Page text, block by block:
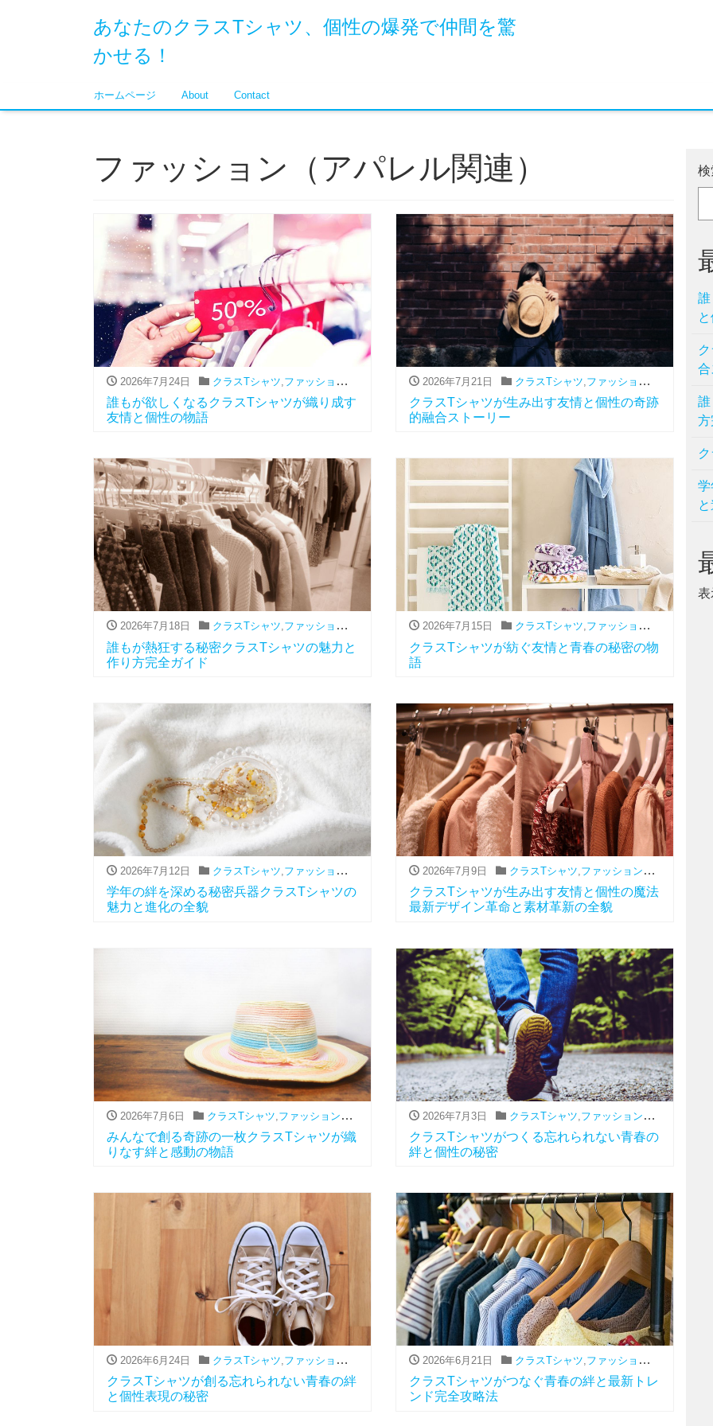
あなたのクラスTシャツ、個性の爆発で仲間を驚
かせる！
ホームページ About Contact
ファッション（アパレル関連）
2026年7月24日 クラスTシャツ ファッション（アパレル関連） ,流行
誰もが欲しくなるクラスTシャツが織り成す
友情と個性の物語
2026年7月21日 クラスTシャツ ファッション（アパレル関連）
クラスTシャツが生み出す友情と個性の奇跡
的融合ストーリー
2026年7月18日 クラスTシャツ,ファッション（アパレル関連） ,流行
誰もが熱狂する秘密クラスTシャツの魅力と
作り方完全ガイド
2026年7月15日 クラスTシャツ,ファッション（アパレル関連）
クラスTシャツが紡ぐ友情と青春の秘密の物
語
2026年7月12日 クラスTシャツ ファッション（アパレル関連） ,流行
学年の絆を深める秘密兵器クラスTシャツの
魅力と進化の全貌
2026年7月9日 クラスTシャツ ファッション（アパレル関連）
クラスTシャツが生み出す友情と個性の魔法
最新デザイン革命と素材革新の全貌
2026年7月6日 クラスTシャツ ファッション（アパレル関連） ,流行
みんなで創る奇跡の一枚クラスTシャツが織
りなす絆と感動の物語
2026年7月3日 クラスTシャツ ファッション（アパレル関連）
クラスTシャツがつくる忘れられない青春の
絆と個性の秘密
2026年6月24日 クラスTシャツ,ファッション（アパレル関連） ,流行
クラスTシャツが創る忘れられない青春の絆
と個性表現の秘密
2026年6月21日 クラスTシャツ,ファッション（アパレル関連）
クラスTシャツがつなぐ青春の絆と最新トレ
ンド完全攻略法
検
誰
合
誰
方
学
表